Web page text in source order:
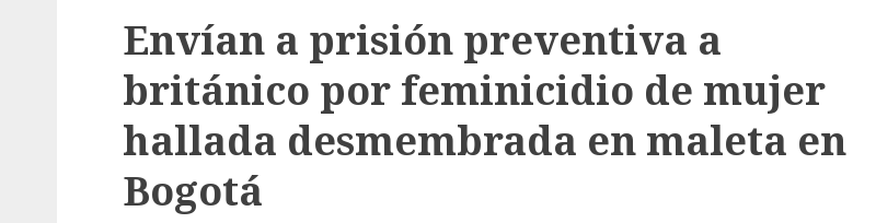
Envían a prisión preventiva a
británico por feminicidio de mujer
hallada desmembrada en maleta en
Bogotá